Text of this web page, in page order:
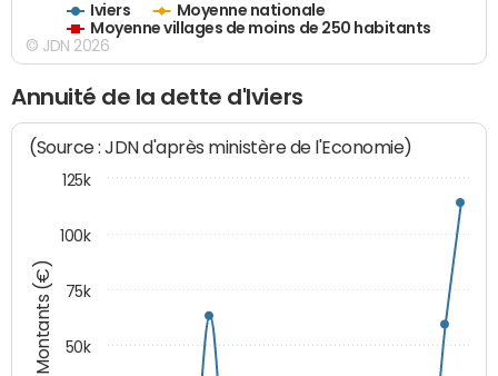
Iviers
Moyenne nationale
Moyenne villages de moins de 250 habitants
© JDN 2026
Annuité de la dette d'Iviers
Montants (€)
(Source : JDN d'après ministère de l'Economie)
50k
75k
100k
125k